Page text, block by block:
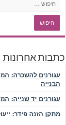
כתבות אחרונות
עגורנים להשכרה:
הבנייה
עגורנים יד שנייה:
מתקן הזנה פידר: